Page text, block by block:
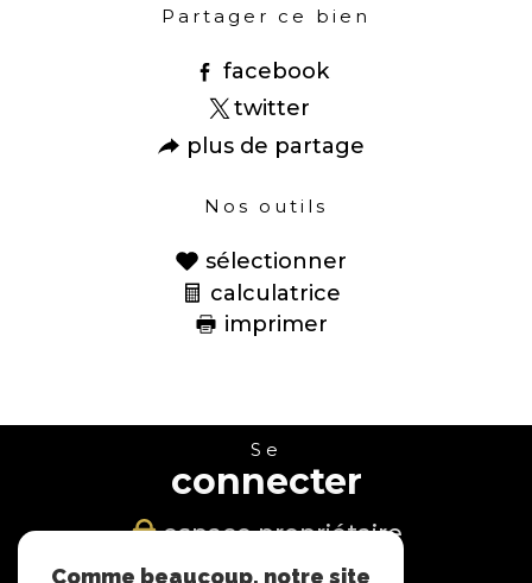
Partager ce bien
facebook
twitter
plus de partage
Nos outils
sélectionner
calculatrice
imprimer
Se
connecter
espace propriétaire
Comme beaucoup, notre site